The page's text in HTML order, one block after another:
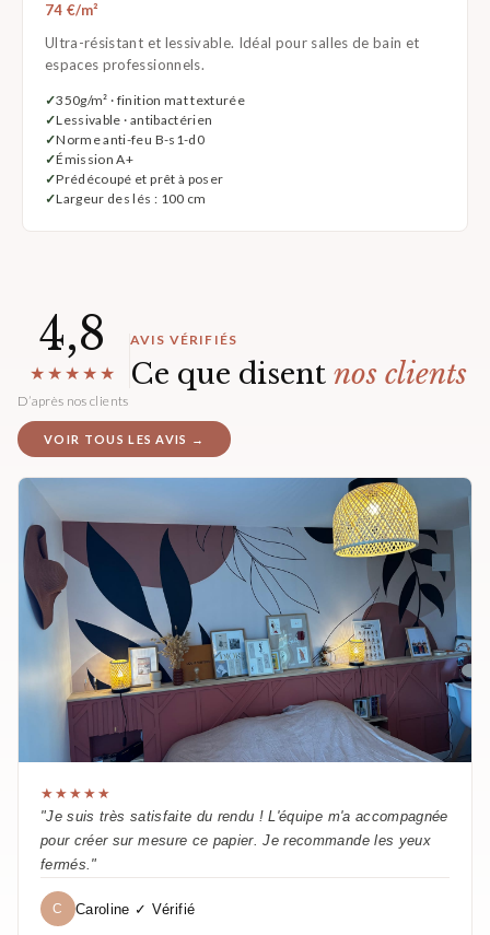
74 €/m²
Ultra-résistant et lessivable. Idéal pour salles de bain et
espaces professionnels.
350g/m² · finition mat texturée
Lessivable · antibactérien
Norme anti-feu B-s1-d0
Émission A+
Prédécoupé et prêt à poser
Largeur des lés : 100 cm
4,8
★★★★★
D’après nos clients
AVIS VÉRIFIÉS
Ce que disent nos clients
VOIR TOUS LES AVIS →
★★★★★
"Je suis très satisfaite du rendu ! L'équipe m'a accompagnée
pour créer sur mesure ce papier. Je recommande les yeux
fermés."
C Caroline ✓ Vérifié